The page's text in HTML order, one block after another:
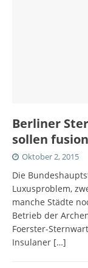
Berliner
sollen
Oktober 2, 2015
Die
Luxusproblem,
manche Städte
Betrieb der
Foerster-
Insulaner […]